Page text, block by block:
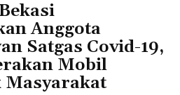
Anggota
Satgas Covid-19,
Mobil
Masyarakat